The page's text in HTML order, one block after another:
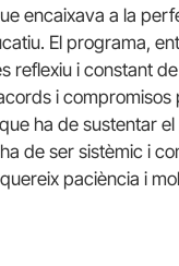
encaixava a la
El programa,
reflexiu i constant
i
ha de sustentar
de ser sistèmic i
paciència i